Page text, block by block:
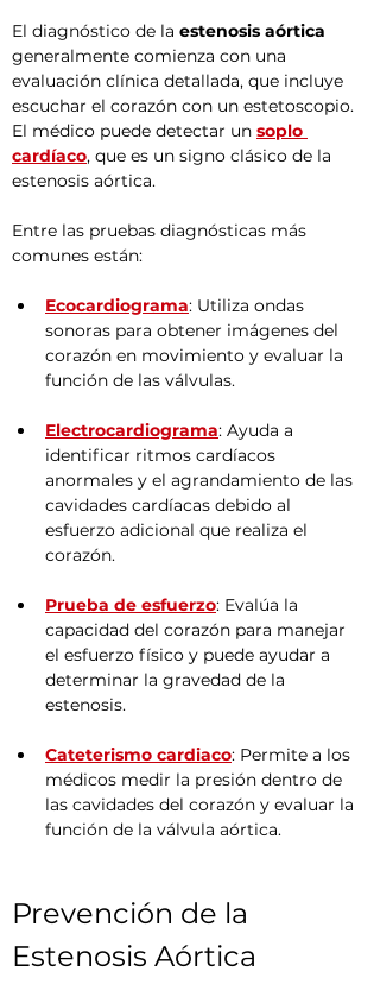
El diagnóstico de la estenosis aórtica
generalmente comienza con una
evaluación clínica detallada, que incluye
escuchar el corazón con un estetoscopio.
El médico puede detectar un soplo
cardíaco, que es un signo clásico de la
estenosis aórtica.
Entre las pruebas diagnósticas más
comunes están:
Ecocardiograma: Utiliza ondas
sonoras para obtener imágenes del
corazón en movimiento y evaluar la
función de las válvulas.
Electrocardiograma: Ayuda a
identificar ritmos cardíacos
anormales y el agrandamiento de las
cavidades cardíacas debido al
esfuerzo adicional que realiza el
corazón.
Prueba de esfuerzo: Evalúa la
capacidad del corazón para manejar
el esfuerzo físico y puede ayudar a
determinar la gravedad de la
estenosis.
Cateterismo cardiaco: Permite a los
médicos medir la presión dentro de
las cavidades del corazón y evaluar la
función de la válvula aórtica.
Prevención de la
Estenosis Aórtica